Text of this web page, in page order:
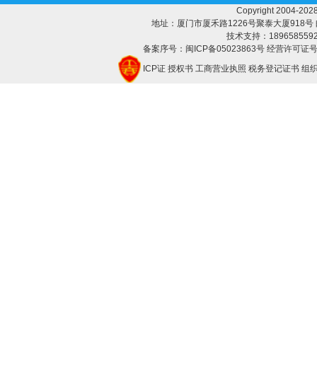
Copyright 2004-
地址：厦门市厦禾路1226号聚泰大厦918
技术支持：
备案序号：闽ICP备05023863号 经营许可证
ICP证 授权书 工商营业执照 税务登记证书 组